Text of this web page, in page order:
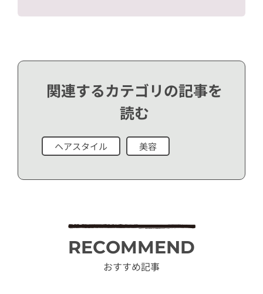
関連するカテゴリの記事を
読む
ヘアスタイル 美容
RECOMMEND
おすすめ記事